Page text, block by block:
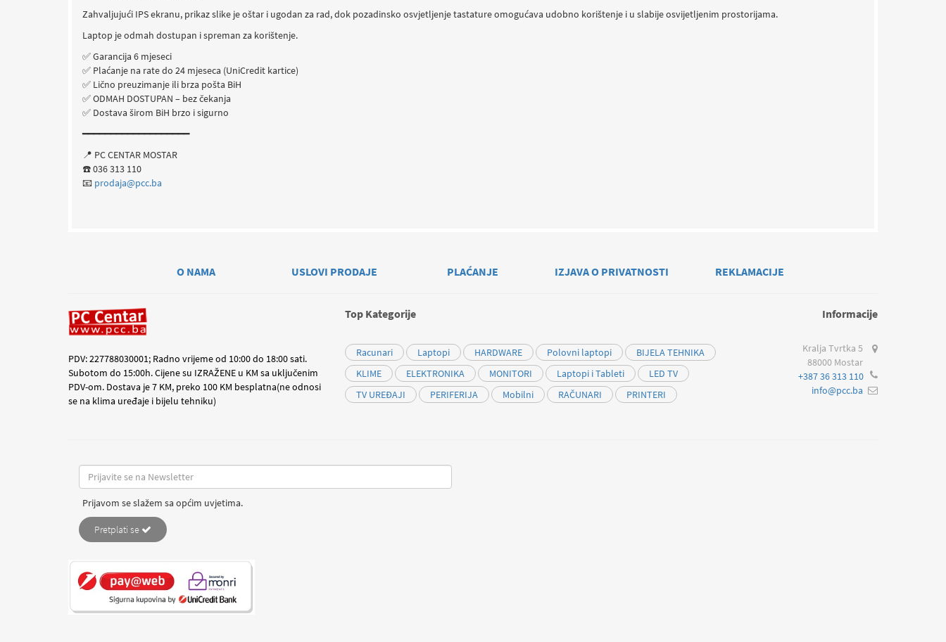
Zahvaljujući IPS ekranu, prikaz slike je oštar i ugodan za rad, dok pozadinsko osvjetljenje tastature omogućava udobno korištenje i u slabije osvijetljenim prostorijama.
Laptop je odmah dostupan i spreman za korištenje.
✅ Garancija 6 mjeseci
✅ Plaćanje na rate do 24 mjeseca (UniCredit kartice)
✅ Lično preuzimanje ili brza pošta BiH
✅ ODMAH DOSTUPAN – bez čekanja
✅ Dostava širom BiH brzo i sigurno
━━━━━━━━━━━━━━━━━━━
📍 PC CENTAR MOSTAR
☎️ 036 313 110
📧 prodaja@pcc.ba
O NAMA USLOVI PRODAJE PLAĆANJE IZJAVA O PRIVATNOSTI REKLAMACIJE
PDV: 227788030001; Radno vrijeme od 10:00 do 18:00 sati.
Subotom do 15:00h. Cijene su IZRAŽENE u KM sa uključenim
PDV-om. Dostava je 7 KM, preko 100 KM besplatna(ne odnosi
se na klima uređaje i bijelu tehniku)
Top Kategorije
Racunari Laptopi HARDWARE Polovni laptopi
BIJELA TEHNIKA
KLIME
ELEKTRONIKA MONITORI Laptopi i Tableti
LED TV
TV UREĐAJI
PERIFERIJA Mobilni RAČUNARI PRINTERI
Informacije
Kralja Tvrtka 5
88000 Mostar
+387 36 313 110
info@pcc.ba
Prijavom se slažem sa općim uvjetima.
Pretplati se